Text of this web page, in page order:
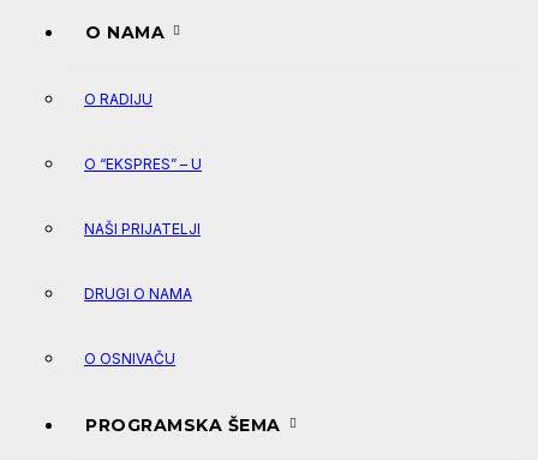
O NAMA
O RADIJU
O “EKSPRES” – U
NAŠI PRIJATELJI
DRUGI O NAMA
O OSNIVAČU
PROGRAMSKA ŠEMA